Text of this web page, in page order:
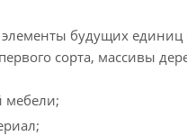
будущих единиц
сорта, массивы
мебели;